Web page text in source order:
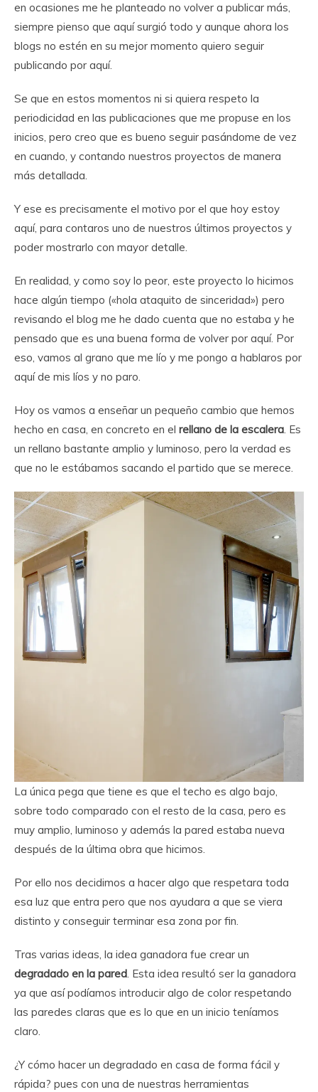
en ocasiones me he planteado no volver a publicar más,
siempre pienso que aquí surgió todo y aunque ahora los
blogs no estén en su mejor momento quiero seguir
publicando por aquí.
Se que en estos momentos ni si quiera respeto la
periodicidad en las publicaciones que me propuse en los
inicios, pero creo que es bueno seguir pasándome de vez
en cuando, y contando nuestros proyectos de manera
más detallada.
Y ese es precisamente el motivo por el que hoy estoy
aquí, para contaros uno de nuestros últimos proyectos y
poder mostrarlo con mayor detalle.
En realidad, y como soy lo peor, este proyecto lo hicimos
hace algún tiempo («hola ataquito de sinceridad») pero
revisando el blog me he dado cuenta que no estaba y he
pensado que es una buena forma de volver por aquí. Por
eso, vamos al grano que me lío y me pongo a hablaros por
aquí de mis líos y no paro.
Hoy os vamos a enseñar un pequeño cambio que hemos
hecho en casa, en concreto en el rellano de la escalera. Es
un rellano bastante amplio y luminoso, pero la verdad es
que no le estábamos sacando el partido que se merece.
La única pega que tiene es que el techo es algo bajo,
sobre todo comparado con el resto de la casa, pero es
muy amplio, luminoso y además la pared estaba nueva
después de la última obra que hicimos.
Por ello nos decidimos a hacer algo que respetara toda
esa luz que entra pero que nos ayudara a que se viera
distinto y conseguir terminar esa zona por fin.
Tras varias ideas, la idea ganadora fue crear un
degradado en la pared. Esta idea resultó ser la ganadora
ya que así podíamos introducir algo de color respetando
las paredes claras que es lo que en un inicio teníamos
claro.
¿Y cómo hacer un degradado en casa de forma fácil y
rápida? pues con una de nuestras herramientas